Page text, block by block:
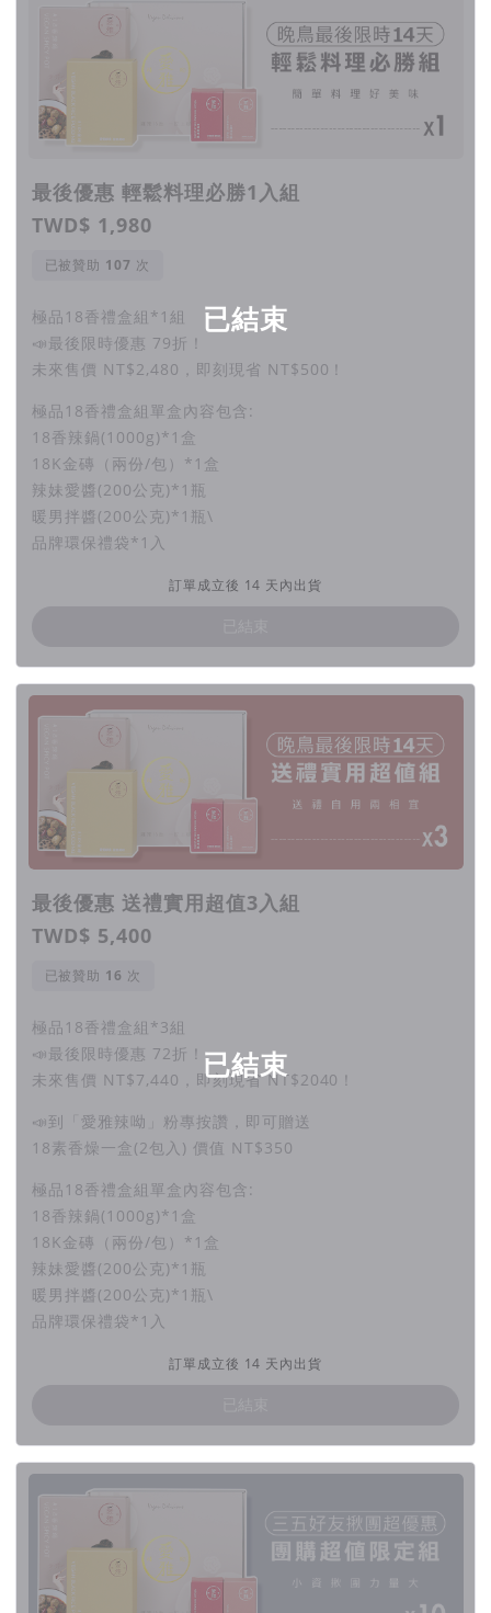
胃不適的人也都能安心享用，
素食米血糕甚至比葷食還好吃！
以秘製18香麻辣香為基底，選用特等壽司米、
陳年糯
米、高纖蒟蒻等調配的獨特口感。依照黃金比例混合製
成，不含防腐劑、常溫保存， 只要電鍋蒸，微波或乾煎
5-8分鐘，宵夜點心，隨時有！
就算簡單白吐司，輕輕抹上暖男拌醬，搭配蔬菜、荷包
蛋，都能吃出與眾不同的美味，保證滿足大人小孩的味
以媽媽為靈感，傳承逼近完美的好味道
「愛雅辣呦」是一個延續愛的品牌。 記憶中，出門前媽
媽會對我說：愛雅你今天很辣呦! 回家時，餐桌上媽媽永
遠都會有熱騰騰的飯菜等著我。我決定傳承媽媽那份
愛，花了一年的時間研發成功，希望能帶給大家「愛饗
已結束
最後優惠 輕鬆料理必勝1入組
TWD$ 1,980
已被贊助 次
極品18香禮盒組*1組
📣最後限時優惠 79折！
未來售價 NT$2,480，即刻現省 NT$500！
極品18香禮盒組單盒內容包含:
18香辣鍋(1000g)*1盒
18K金磚（兩份/包）*1盒
辣妹愛醬(200公克)*1瓶
暖男拌醬(200公克)*1瓶\
品牌環保禮袋*1入
訂單成立後 14 天內出貨
已結束
最後優惠 送禮實用超值3入組
TWD$ 5,400
已被贊助 次
極品18香禮盒組*3組
📣最後限時優惠 72折！
未來售價 NT$7,440，即刻現省 NT$2040！
📣到「愛雅辣呦」粉專按讚，即可贈送
18素香燥一盒(2包入) 價值 NT$350
極品18香禮盒組單盒內容包含:
18香辣鍋(1000g)*1盒
18K金磚（兩份/包）*1盒
辣妹愛醬(200公克)*1瓶
暖男拌醬(200公克)*1瓶\
品牌環保禮袋*1入
訂單成立後 14 天內出貨